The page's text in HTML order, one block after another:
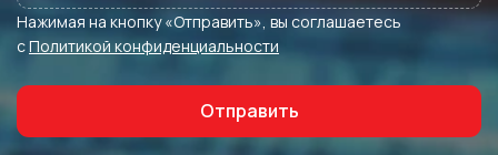
Нажимая на кнопку «Отправить», вы соглашаетесь
сПолитикой конфиденциальности
Отправить